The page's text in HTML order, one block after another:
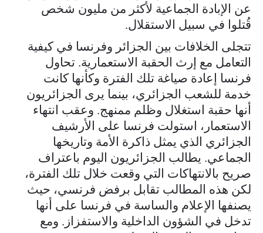
عن الإبادة الجماعية لأكثر من مليون شخص
قُتلوا في سبيل الاستقلال.
تتجلى الخلافات بين الجزائر وفرنسا في كيفية
التعامل مع إرث الحقبة الاستعمارية. تحاول
فرنسا إعادة صياغة تلك الفترة وكأنها كانت
خدمة للشعب الجزائري، بينما يرى الجزائريون
أنها حقبة استغلال وظلم ممنهج. وعقب انتهاء
الاستعمار، استولت فرنسا على الأرشيف
الجزائري الذي يمثل ذاكرة الأمة وتاريخها
الجماعي. يطالب الجزائريون اليوم باعتراف
صريح بالانتهاكات التي وقعت خلال تلك الفترة،
لكن هذه المطالب تقابل برفض فرنسي، حيث
يصنفها الإعلام والساسة في فرنسا على أنها
تدخل في الشؤون الداخلية والاستفزاز. ومع